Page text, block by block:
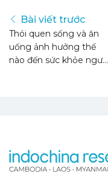
Bài viết trước
Thói quen sống và ăn
uống ảnh hưởng thế
nào đến sức khỏe người